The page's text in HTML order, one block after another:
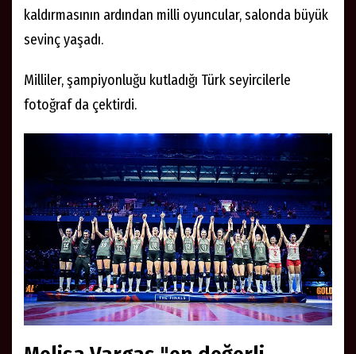
kaldırmasının ardından milli oyuncular, salonda büyük
sevinç yaşadı.
Milliler, şampiyonluğu kutladığı Türk seyircilerle
fotoğraf da çektirdi.